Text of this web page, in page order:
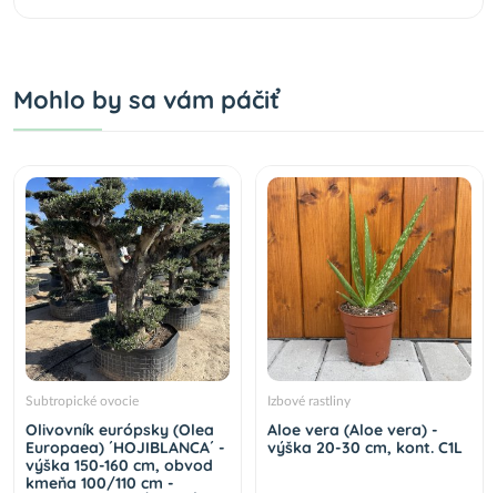
Mohlo by sa vám páčiť
Subtropické ovocie
Olivovník európsky (Olea
Europaea) ´HOJIBLANCA´ -
výška 150-160 cm, obvod
kmeňa 100/110 cm -
Izbové rastliny
Aloe vera (Aloe vera) -
výška 20-30 cm, kont. C1L